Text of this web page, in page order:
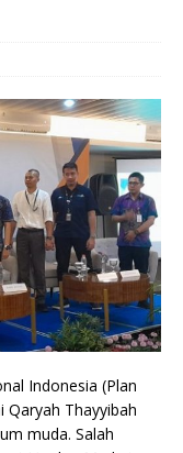
Indonesia (Plan
Qaryah Thayyibah
muda. Salah